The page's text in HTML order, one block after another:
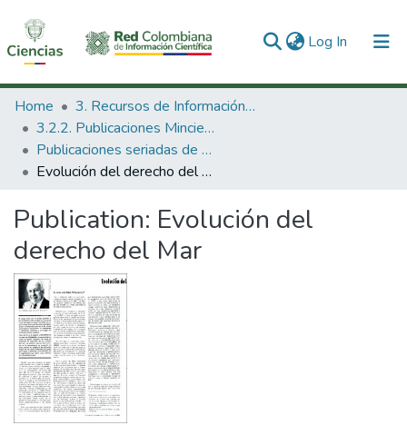
Log In (current)
Communities & Collections
All of DSpace
Statistics
Home
3. Recursos de Información Científica y Tecnológica
3.2.2. Publicaciones Minciencias
Publicaciones seriadas de Minciencias
Evolución del derecho del Mar
Publication: Evolución del
derecho del Mar